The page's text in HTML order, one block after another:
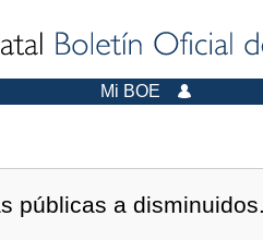
Mi BOE
públicas a disminuidos.